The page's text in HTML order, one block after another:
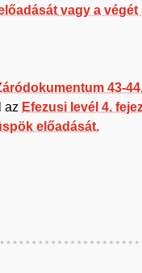
vagy a végét
43-
az Efezusi levél 4.
előadását.